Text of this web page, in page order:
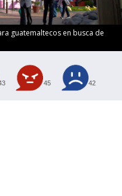
guatemaltecos en busca de
45 42